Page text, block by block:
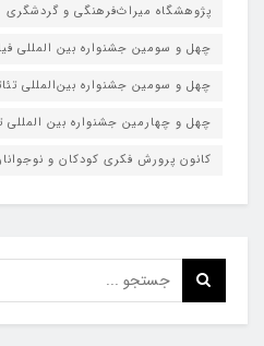
پژوهشگاه میراث‌فرهنگی و گردشگری
چهل و سومین جشنواره بین المللی
چهل و سومین جشنواره بین‌المللی
چهل و چهارمین جشنواره بین المللی
کانون پرورش فکری کودکان و